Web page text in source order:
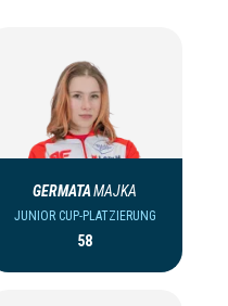
GERMATAMAJKA
JUNIOR CUP-PLATZIERUNG
58